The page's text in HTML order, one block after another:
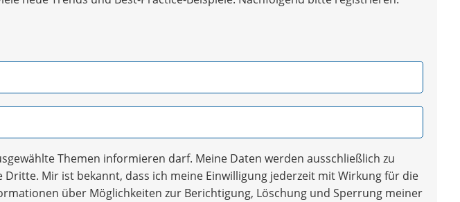
Themen informieren darf. Meine Daten werden ausschließlich zu
Mir ist bekannt, dass ich meine Einwilligung jederzeit mit Wirkung für die
über Möglichkeiten zur Berichtigung, Löschung und Sperrung meiner